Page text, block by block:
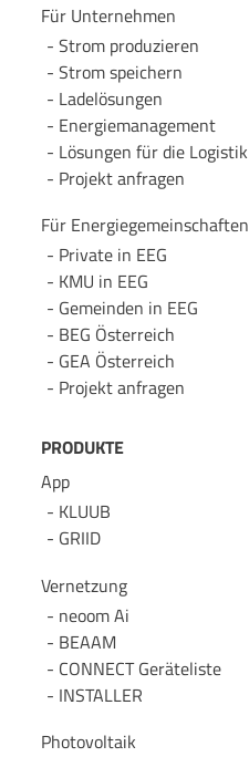
Für Unternehmen
Strom produzieren
Strom speichern
Lade­lösungen
Energie­management
Lösungen für die Logistik
Projekt anfragen
Für Energie­gemeinschaften
Private in EEG
KMU in EEG
Gemeinden in EEG
BEG Österreich
GEA Österreich
Projekt anfragen
PRODUKTE
App
KLUUB
GRIID
Vernetzung
neoom Ai
BEAAM
CONNECT Geräteliste
INSTALLER
Photovoltaik